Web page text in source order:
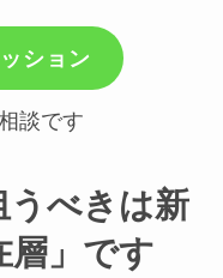
ション
談です
うべきは新
層」です